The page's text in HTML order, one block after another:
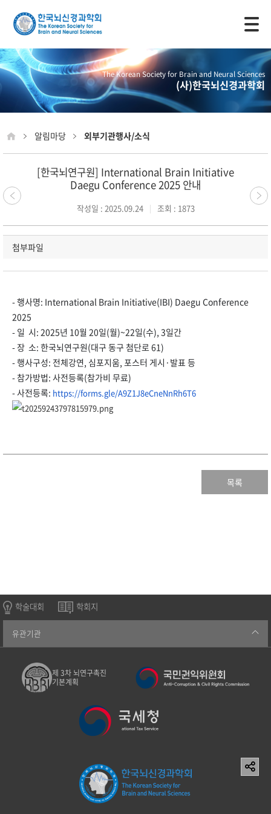
The Korean Society for Brain and Neural Sciences
(사)한국뇌신경과학회
알림마당 외부기관행사/소식
[한국뇌연구원] International Brain Initiative
Daegu Conference 2025 안내
작성일 : 2025.09.24 조회 : 1873
첨부파일
- 행사명: International Brain Initiative(IBI) Daegu Conference
2025
- 일 시: 2025년 10월 20일(월)~22일(수), 3일간
- 장 소: 한국뇌연구원(대구 동구 첨단로 61)
- 행사구성: 전체강연, 심포지움, 포스터 게시·발표 등
- 참가방법: 사전등록(참가비 무료)
- 사전등록: https://forms.gle/A9Z1J8eCneNnRh6T6
목록
학술대회 학회지
유관기관
제 3차 뇌연구촉진
기본계획